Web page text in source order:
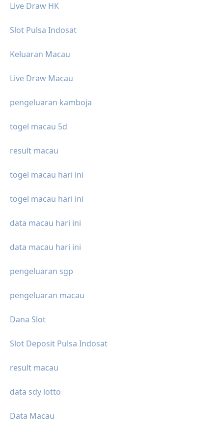
Live Draw HK
Slot Pulsa Indosat
Keluaran Macau
Live Draw Macau
pengeluaran kamboja
togel macau 5d
result macau
togel macau hari ini
togel macau hari ini
data macau hari ini
data macau hari ini
pengeluaran sgp
pengeluaran macau
Dana Slot
Slot Deposit Pulsa Indosat
result macau
data sdy lotto
Data Macau